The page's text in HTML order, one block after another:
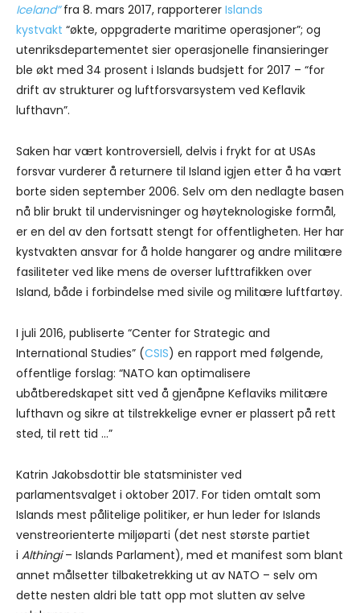
Iceland”fra 8. mars 2017, rapporterer Islands
kystvakt “økte, oppgraderte maritime operasjoner”; og
utenriksdepartementet sier operasjonelle finansieringer
ble økt med 34 prosent i Islands budsjett for 2017 – “for
drift av strukturer og luftforsvarsystem ved Keflavik
lufthavn”.
Saken har vært kontroversiell, delvis i frykt for at USAs
forsvar vurderer å returnere til Island igjen etter å ha vært
borte siden september 2006. Selv om den nedlagte basen
nå blir brukt til undervisninger og høyteknologiske formål,
er en del av den fortsatt stengt for offentligheten. Her har
kystvakten ansvar for å holde hangarer og andre militære
fasiliteter ved like mens de overser lufttrafikken over
Island, både i forbindelse med sivile og militære luftfartøy.
I juli 2016, publiserte “Center for Strategic and
International Studies” (CSIS) en rapport med følgende,
offentlige forslag: “NATO kan optimalisere
ubåtberedskapet sitt ved å gjenåpne Keflaviks militære
lufthavn og sikre at tilstrekkelige evner er plassert på rett
sted, til rett tid …”
Katrin Jakobsdottir ble statsminister ved
parlamentsvalget i oktober 2017. For tiden omtalt som
Islands mest pålitelige politiker, er hun leder for Islands
venstreorienterte miljøparti (det nest største partiet
i Althingi– Islands Parlament), med et manifest som blant
annet målsetter tilbaketrekking ut av NATO – selv om
dette nesten aldri ble tatt opp mot slutten av selve